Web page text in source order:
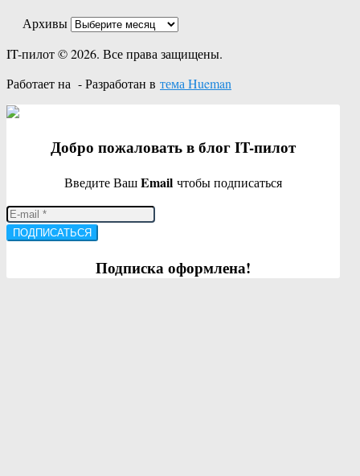
Архивы
IT-пилот © 2026. Все права защищены.
Работает на - Разработан в тема Hueman
Добро пожаловать в блог IT-пилот
Введите ВашEmail чтобы подписаться
ПОДПИСАТЬСЯ
Подписка оформлена!